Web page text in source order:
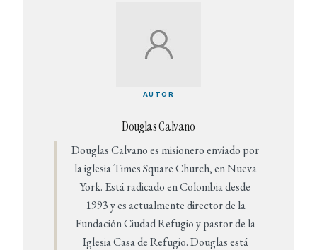
AUTOR
Douglas Calvano
Douglas Calvano es misionero enviado por
la iglesia Times Square Church, en Nueva
York. Está radicado en Colombia desde
1993 y es actualmente director de la
Fundación Ciudad Refugio y pastor de la
Iglesia Casa de Refugio. Douglas está